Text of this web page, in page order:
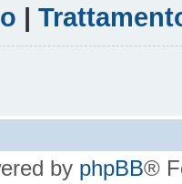
|
by phpBB®